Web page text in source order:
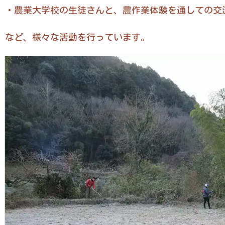
・農業大学校の生徒さんと、農作業体験を通しての交
など、様々な活動を行っています。